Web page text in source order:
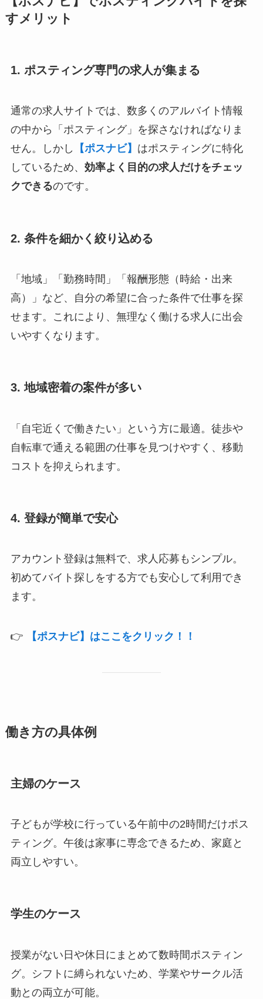
すメリット
1. ポスティング専門の求人が集まる
通常の求人サイトでは、数多くのアルバイト情報
の中から「ポスティング」を探さなければなりま
せん。しかし
【ポスナビ】 はポスティングに特化
しているため、 効率よく目的の求人だけをチェッ
クできるのです。
2. 条件を細かく絞り込める
「地域」「勤務時間」「報酬形態（時給・出来
高）」など、自分の希望に合った条件で仕事を探
せます。これにより、無理なく働ける求人に出会
いやすくなります。
3. 地域密着の案件が多い
「自宅近くで働きたい」という方に最適。徒歩や
自転車で通える範囲の仕事を見つけやすく、移動
コストを抑えられます。
4. 登録が簡単で安心
アカウント登録は無料で、求人応募もシンプル。
初めてバイト探しをする方でも安心して利用でき
ます。
👉 【ポスナビ】はここをクリック！！
働き方の具体例
主婦のケース
子どもが学校に行っている午前中の2時間だけポス
ティング。午後は家事に専念できるため、家庭と
両立しやすい。
学生のケース
授業がない日や休日にまとめて数時間ポスティン
グ。シフトに縛られないため、学業やサークル活
動との両立が可能。